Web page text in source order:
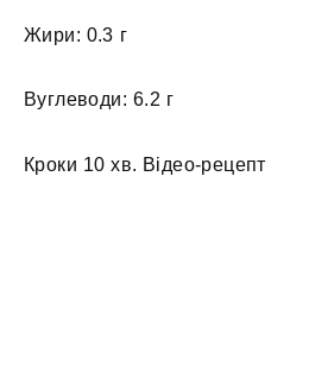
Жири: 0.3 г
Вуглеводи: 6.2 г
Кроки 10 хв. Відео-рецепт